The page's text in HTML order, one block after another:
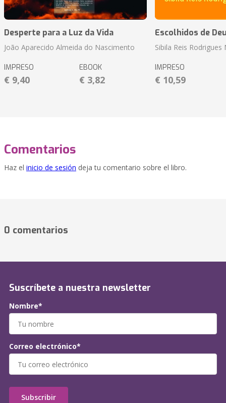
Desperte para a Luz da Vida
João Aparecido Almeida do Nascimento
IMPRESO
€ 9,40
EBOOK
€ 3,82
Escolhidos de
Sibila Reis
IMPRESO
€ 10,59
Comentarios
Haz el inicio de sesión deja tu comentario sobre el libro.
0 comentarios
Suscríbete a nuestra newsletter
Nombre*
Correo electrónico*
Subscribir